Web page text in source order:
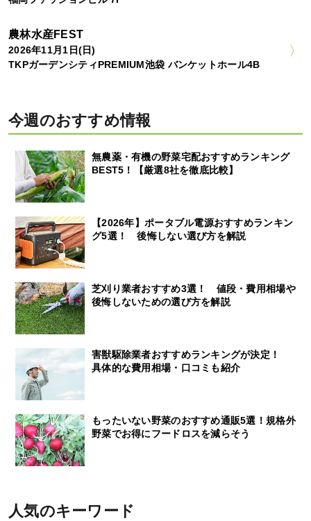
農林水産FEST
2026年11月1日(日)
TKPガーデンシティPREMIUM池袋 バンケットホール4B
今週のおすすめ情報
無農薬・有機の野菜宅配おすすめランキング
BEST5！【厳選8社を徹底比較】
【2026年】ポータブル電源おすすめランキン
グ5選！ 後悔しない選び方を解説
芝刈り業者おすすめ3選！ 値段・費用相場や
後悔しないための選び方を解説
害獣駆除業者おすすめランキングが決定！
具体的な費用相場・口コミも紹介
もったいない野菜のおすすめ通販5選！規格外
野菜でお得にフードロスを減らそう
人気のキーワード